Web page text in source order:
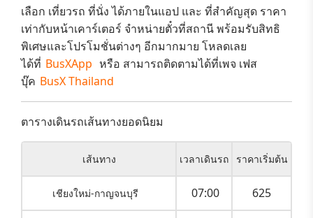
เลือก เที่ยวรถ ที่นั่งได้ภายในแอป และ ที่สำคัญสุด ราคา
เท่ากับหน้าเคาร์เตอร์ จำหน่ายตั๋วที่สถานี พร้อมรับสิทธิ
พิเศษและโปรโมชั่นต่างๆ อีกมากมาย โหลดเลย
ได้ที่ BusXApp หรือ สามารถติดตามได้ที่เพจ เฟส
บุ๊ค BusX Thailand
ตารางเดินรถเส้นทางยอดนิยม
เส้นทาง เวลาเดินรถ ราคาเริ่มต้น
เชียงใหม่-กาญจนบุรี 07:00 625